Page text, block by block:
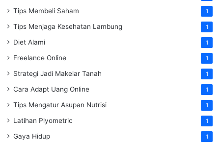
Tips Membeli Saham 1
Tips Menjaga Kesehatan Lambung 1
Diet Alami 1
Freelance Online 1
Strategi Jadi Makelar Tanah 1
Cara Adapt Uang Online 1
Tips Mengatur Asupan Nutrisi 1
Latihan Plyometric 1
Gaya Hidup 1